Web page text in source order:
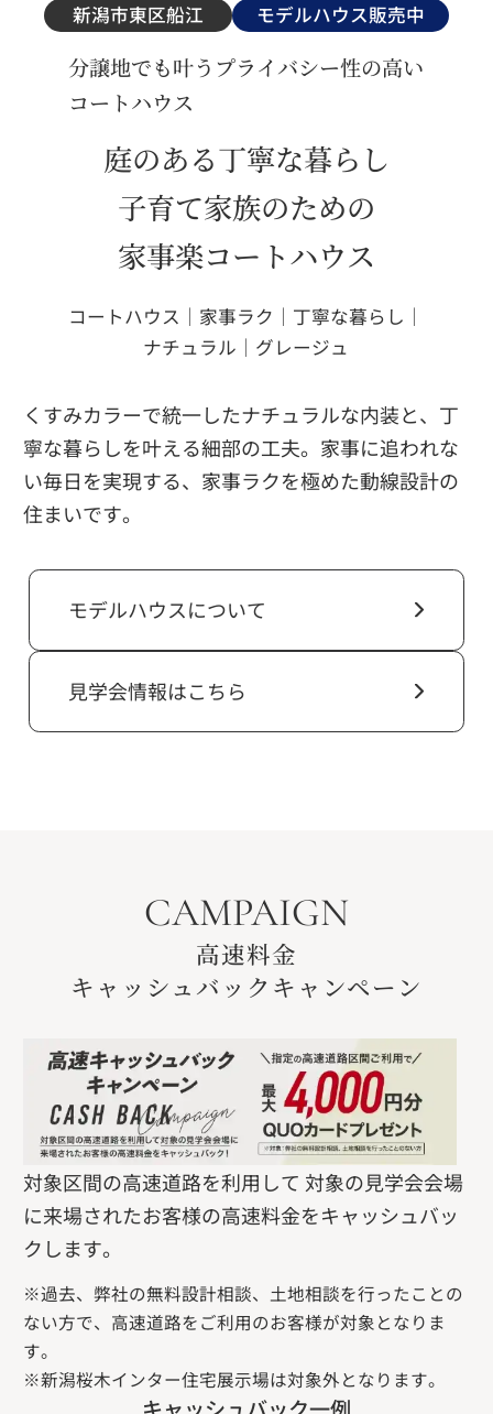
新潟市東区船江 モデルハウス販売中
分譲地でも叶うプライバシー性の高い
コートハウス
庭のある丁寧な暮らし
子育て家族のための
家事楽コートハウス
コートハウス｜家事ラク｜丁寧な暮らし｜
ナチュラル｜グレージュ
くすみカラーで統一したナチュラルな内装と、丁
寧な暮らしを叶える細部の工夫。家事に追われな
い毎日を実現する、家事ラクを極めた動線設計の
住まいです。
モデルハウスについて
見学会情報はこちら
CAMPAIGN
高速料金
キャッシュバックキャンペーン
対象区間の高速道路を利用して 対象の見学会会場
に来場されたお客様の高速料金をキャッシュバッ
クします。
※過去、弊社の無料設計相談、土地相談を行ったことの
ない方で、高速道路をご利用のお客様が対象となりま
す。
※新潟桜木インター住宅展示場は対象外となります。